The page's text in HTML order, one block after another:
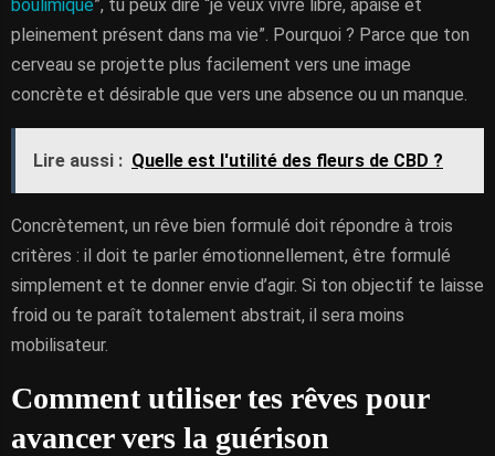
boulimique”, tu peux dire “je veux vivre libre, apaisé et
pleinement présent dans ma vie”. Pourquoi ? Parce que ton
cerveau se projette plus facilement vers une image
concrète et désirable que vers une absence ou un manque.
Lire aussi : Quelle est l'utilité des fleurs de CBD ?
Concrètement, un rêve bien formulé doit répondre à trois
critères : il doit te parler émotionnellement, être formulé
simplement et te donner envie d’agir. Si ton objectif te laisse
froid ou te paraît totalement abstrait, il sera moins
mobilisateur.
Comment utiliser tes rêves pour
avancer vers la guérison